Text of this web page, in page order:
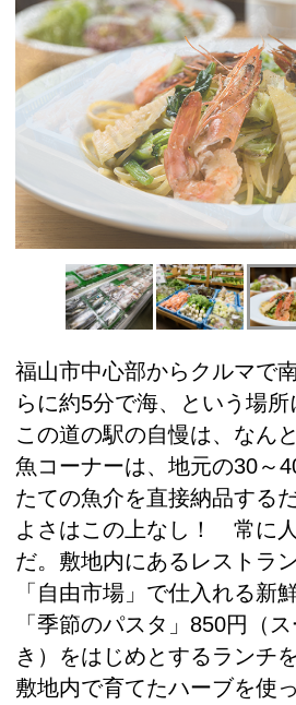
福山市中心部からクルマで
らに約5分で海、という場所
この道の駅の自慢は、なん
魚コーナーは、地元の30～
たての魚介を直接納品する
よさはこの上なし！ 常に
だ。敷地内にあるレストラ
「自由市場」で仕入れる新
「季節のパスタ」850円（
き）をはじめとするランチ
敷地内で育てたハーブを使